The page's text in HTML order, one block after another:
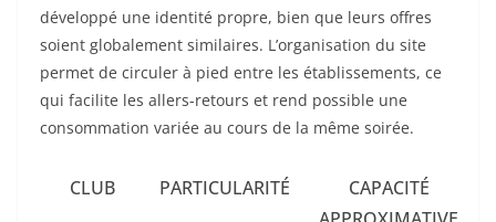
développé une identité propre, bien que leurs offres
soient globalement similaires. L’organisation du site
permet de circuler à pied entre les établissements, ce
qui facilite les allers-retours et rend possible une
consommation variée au cours de la même soirée.
CLUB PARTICULARITÉ
CAPACITÉ